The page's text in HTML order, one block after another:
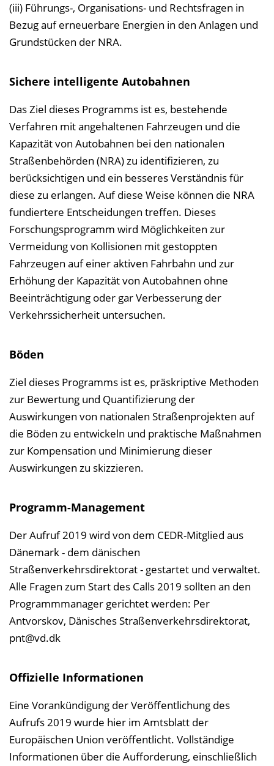
(iii) Führungs-, Organisations- und Rechtsfragen in
Bezug auf erneuerbare Energien in den Anlagen und
Grundstücken der NRA.
Sichere intelligente Autobahnen
Das Ziel dieses Programms ist es, bestehende
Verfahren mit angehaltenen Fahrzeugen und die
Kapazität von Autobahnen bei den nationalen
Straßenbehörden (NRA) zu identifizieren, zu
berücksichtigen und ein besseres Verständnis für
diese zu erlangen. Auf diese Weise können die NRA
fundiertere Entscheidungen treffen. Dieses
Forschungsprogramm wird Möglichkeiten zur
Vermeidung von Kollisionen mit gestoppten
Fahrzeugen auf einer aktiven Fahrbahn und zur
Erhöhung der Kapazität von Autobahnen ohne
Beeinträchtigung oder gar Verbesserung der
Verkehrssicherheit untersuchen.
Böden
Ziel dieses Programms ist es, präskriptive Methoden
zur Bewertung und Quantifizierung der
Auswirkungen von nationalen Straßenprojekten auf
die Böden zu entwickeln und praktische Maßnahmen
zur Kompensation und Minimierung dieser
Auswirkungen zu skizzieren.
Programm-Management
Der Aufruf 2019 wird von dem CEDR-Mitglied aus
Dänemark - dem dänischen
Straßenverkehrsdirektorat - gestartet und verwaltet.
Alle Fragen zum Start des Calls 2019 sollten an den
Programmmanager gerichtet werden: Per
Antvorskov, Dänisches Straßenverkehrsdirektorat,
pnt@vd.dk
Offizielle Informationen
Eine Vorankündigung der Veröffentlichung des
Aufrufs 2019 wurde hier im Amtsblatt der
Europäischen Union veröffentlicht. Vollständige
Informationen über die Aufforderung, einschließlich